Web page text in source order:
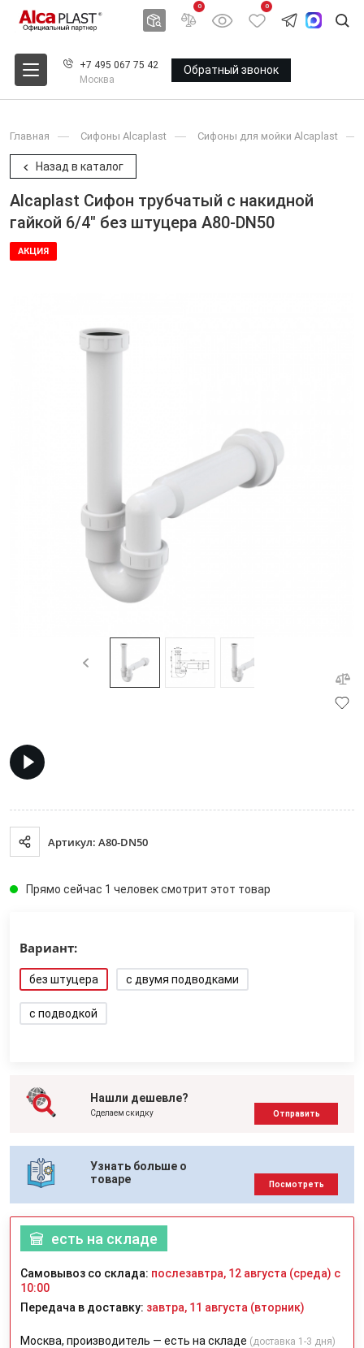
0 0
+7 495 067 75 42
Москва
Обратный звонок
Главная Сифоны Alcaplast Сифоны для мойки Alcaplast
Назад в каталог
Alcaplast Сифон трубчатый с накидной
гайкой 6/4" без штуцерa A80-DN50
АКЦИЯ
Артикул: A80-DN50
Прямо сейчас 1 человек смотрит этот товар
Вариант:
без штуцерa с двумя подводками
с подводкой
Нашли дешевле?
Сделаем скидку Отправить
Узнать больше о
товаре
Посмотреть
есть на складе
Самовывоз со склада: послезавтра, 12 августа (среда) с
10:00
Передача в доставку: завтра, 11 августа (вторник)
Москва, производитель — есть на складе (доставка 1-3 дня)